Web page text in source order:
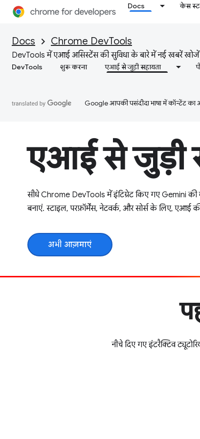
Docs केस
Docs Chrome DevTools
DevTools में एआई असिस्टेंस की सुविधा के बारे में नई खबरें
DevTools शुरू करना एआई से जुड़ी सहायता
Google आपकी पसंदीदा भाषा में कॉन्टेंट का
एआई से जुड़ी
सीधे Chrome DevTools में इंटिग्रेट किए गए Gemini
बनाएं. स्टाइल, परफ़ॉर्मेंस, नेटवर्क, और सोर्स के लिए, एआई
अभी आज़माएं
नीचे दिए गए इंटरैक्टिव